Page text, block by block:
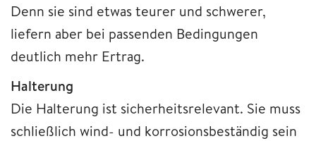
Denn sie sind etwas teurer und schwerer,
liefern aber bei passenden Bedingungen
deutlich mehr Ertrag.
Halterung
Die Halterung ist sicherheitsrelevant. Sie muss
schließlich wind- und korrosionsbeständig sein